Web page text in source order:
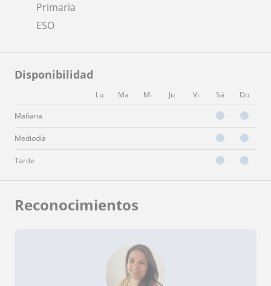
Primaria
ESO
Disponibilidad
Lu Ma Mi Ju Vi Sá Do
Mañana
Mediodía
Tarde
Reconocimientos